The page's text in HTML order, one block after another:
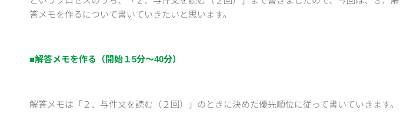
答メモを作るについて書いていきたいと思います。
■解答メモを作る（開始１5分～40分）
解答メモは「２．与件文を読む（２回）」のときに決めた優先順位に従って書いていきます。